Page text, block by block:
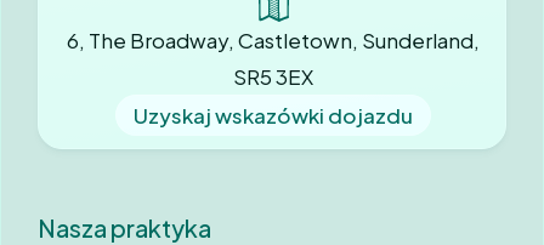
6, The Broadway, Castletown, Sunderland,
SR5 3EX
Uzyskaj wskazówki dojazdu
Nasza praktyka